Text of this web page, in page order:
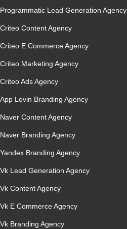
Programmatic Lead Generation Agency
Criteo Content Agency
Criteo E Commerce Agency
Criteo Marketing Agency
Criteo Ads Agency
App Lovin Branding Agency
Naver Content Agency
Naver Branding Agency
Yandex Branding Agency
Vk Lead Generation Agency
Vk Content Agency
Vk E Commerce Agency
Vk Branding Agency